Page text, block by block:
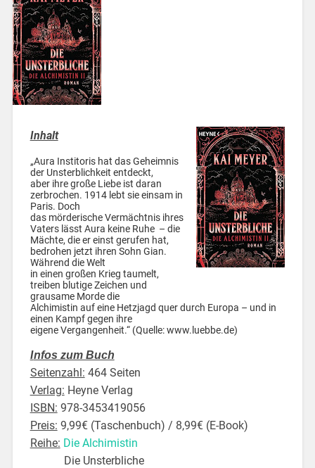
Inhalt
„Aura Institoris hat das Geheimnis
der Unsterblichkeit entdeckt,
aber ihre große Liebe ist daran
zerbrochen. 1914 lebt sie einsam in
Paris. Doch
das mörderische Vermächtnis ihres
Vaters lässt Aura keine Ruhe – die
Mächte, die er einst gerufen hat,
bedrohen jetzt ihren Sohn Gian.
Während die Welt
in einen großen Krieg taumelt,
treiben blutige Zeichen und
grausame Morde die
Alchimistin auf eine Hetzjagd quer durch Europa – und in
einen Kampf gegen ihre
eigene Vergangenheit.“ (Quelle: www.luebbe.de)
Infos zum Buch
Seitenzahl: 464 Seiten
Verlag: Heyne Verlag
ISBN: 978-3453419056
Preis: 9,99€ (Taschenbuch) / 8,99€ (E-Book)
Reihe: Die Alchimistin
Die Unsterbliche